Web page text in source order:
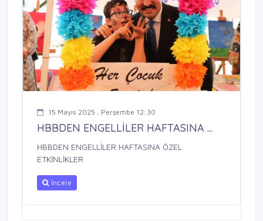
15 Mayıs 2025 , Perşembe 12:30
HBBDEN ENGELLİLER HAFTASINA ...
HBBDEN ENGELLİLER HAFTASINA ÖZEL
ETKİNLİKLER
İncele